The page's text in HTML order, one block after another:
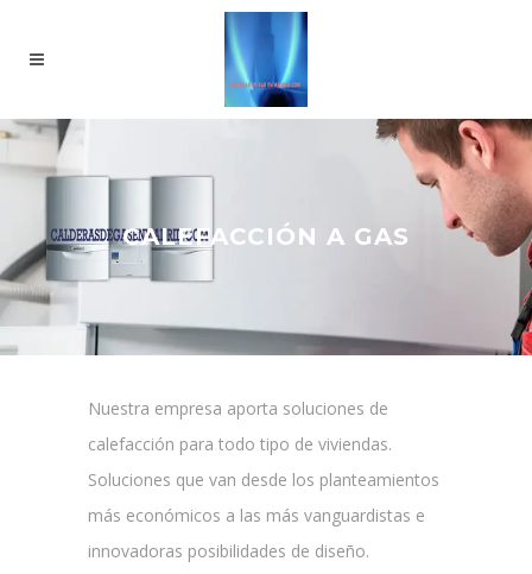
CALEFACCIÓN A GAS
Nuestra empresa aporta soluciones de
calefacción para todo tipo de viviendas.
Soluciones que van desde los planteamientos
más económicos a las más vanguardistas e
innovadoras posibilidades de diseño.